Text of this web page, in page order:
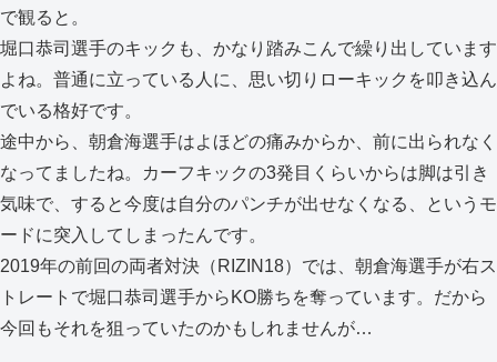
で観ると。
堀口恭司選手のキックも、かなり踏みこんで繰り出しています
よね。普通に立っている人に、思い切りローキックを叩き込ん
でいる格好です。
途中から、朝倉海選手はよほどの痛みからか、前に出られなく
なってましたね。カーフキックの3発目くらいからは脚は引き
気味で、すると今度は自分のパンチが出せなくなる、というモ
ードに突入してしまったんです。
2019年の前回の両者対決（RIZIN18）では、朝倉海選手が右ス
トレートで堀口恭司選手からKO勝ちを奪っています。だから
今回もそれを狙っていたのかもしれませんが…